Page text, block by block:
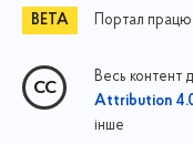
Портал
Весь контент
Attribution
інше